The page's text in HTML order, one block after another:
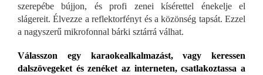
szerepébe bújjon, és profi zenei kísérettel énekelje el
slágereit. Élvezze a reflektorfényt és a közönség tapsát. Ezzel
a nagyszerű mikrofonnal bárki sztárrá válhat.
Válasszon egy karaokealkalmazást, vagy keressen
dalszövegeket és zenéket az interneten, csatlakoztassa a